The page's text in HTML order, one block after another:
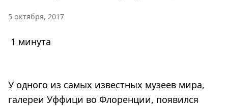
5 октября, 2017
1 минута
У одного из самых известных музеев мира,
галереи Уффици во Флоренции, появился